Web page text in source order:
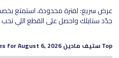
جدّد ستايلك واحصل على القطع اللي
Topستيف مادينUAE Promo Codes for
August 6, 2026